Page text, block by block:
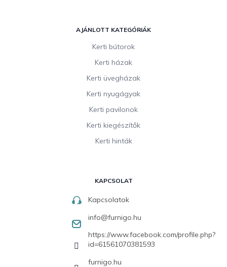
AJÁNLOTT KATEGÓRIÁK
Kerti bútorok
Kerti házak
Kerti üvegházak
Kerti nyugágyak
Kerti pavilonok
Kerti kiegészítők
Kerti hinták
KAPCSOLAT
Kapcsolatok
info@furnigo.hu
https://www.facebook.com/profile.php?
id=61561070381593
furnigo.hu